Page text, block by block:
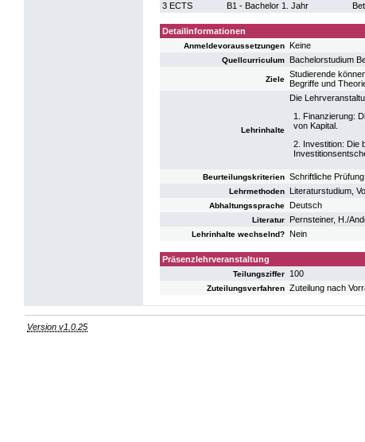
3 ECTS
B1 - Bachelor 1. Jahr
Detailinformationen
Anmeldevoraussetzungen Keine
Quellcurriculum Bachelorstudium
Ziele
Studierende
Begriffe und
Lehrinhalte
Die
1. Finanzierung:
von Kapital.
2. Investition: Die
Beurteilungskriterien Schriftliche Prüfung
Lehrmethoden Literaturstudium,
Abhaltungssprache Deutsch
Literatur Pernsteiner, H./
Lehrinhalte wechselnd? Nein
Präsenzlehrveranstaltung
Teilungsziffer 100
Zuteilungsverfahren Zuteilung nach
Version v1.0.25